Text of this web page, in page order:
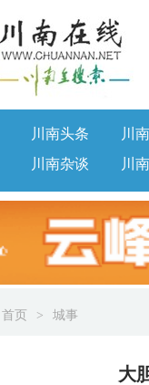
川南头条
川
川南杂谈 川
首页 > 城事
大